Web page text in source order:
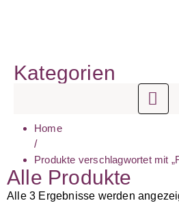
Kategorien
Home
/
Produkte verschlagwortet mit
Alle Produkte
Alle 3 Ergebnisse werden